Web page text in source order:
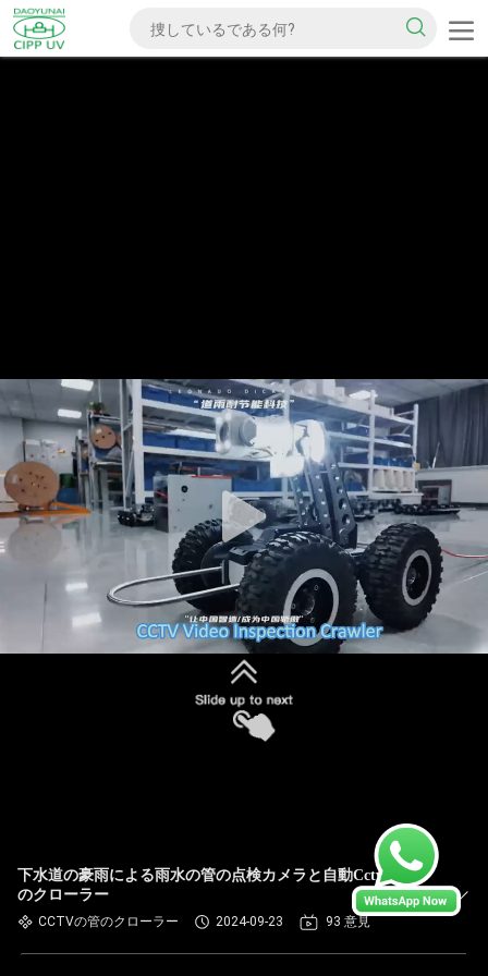
下水道の豪雨による雨水の管の点検カメラと自動Cctvの管
のクローラー
CCTVの管のクローラー 2024-09-23 93 意見